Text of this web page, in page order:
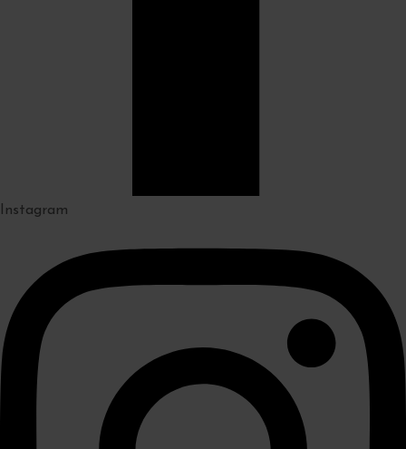
Instagram